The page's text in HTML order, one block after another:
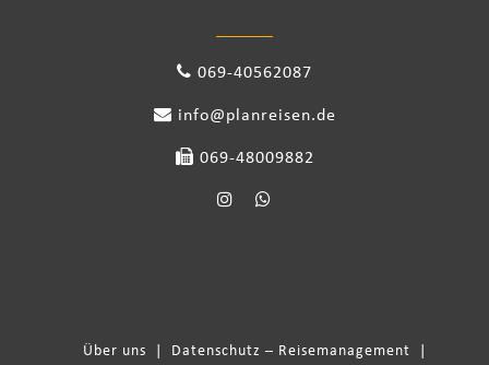
069-40562087
info@planreisen.de
069-48009882
Über uns Datenschutz – Reisemanagement